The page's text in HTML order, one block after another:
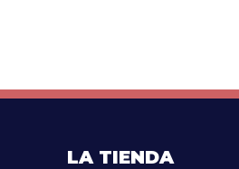
LA TIENDA